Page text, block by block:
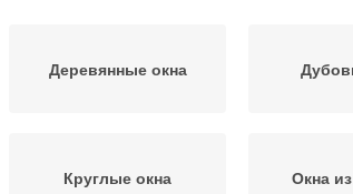
Деревянные окна
Круглые окна Окна